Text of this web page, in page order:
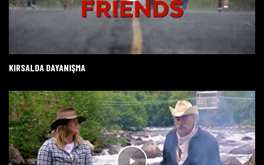
KIRSALDA DAYANIŞMA